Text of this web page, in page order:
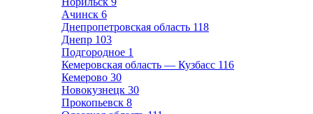
Ачинск 6
Днепропетровская область 118
Днепр 103
Подгородное 1
Кемеровская область — Кузбасс 116
Кемерово 30
Новокузнецк 30
Прокопьевск 8